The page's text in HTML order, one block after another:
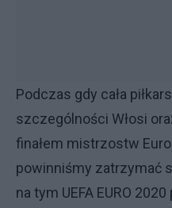
Podczas gdy cała
szczególności Włosi
finałem mistrzostw
powinniśmy zatrzymać
na tym UEFA EURO